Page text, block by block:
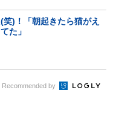
)！「朝起きたら猫がえ
た」
Recommended by